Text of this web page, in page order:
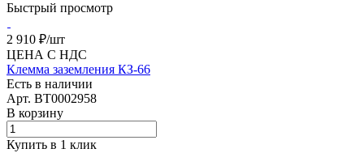
Быстрый просмотр
2 910 ₽/шт
ЦЕНА С НДС
Клемма заземления КЗ-66
Есть в наличии
Арт. BT0002958
В корзину
Купить в 1 клик